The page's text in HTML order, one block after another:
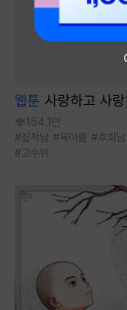
웹툰 사랑하고 사랑
154.1만
#집착남 #육아물 #후회남
#고수위